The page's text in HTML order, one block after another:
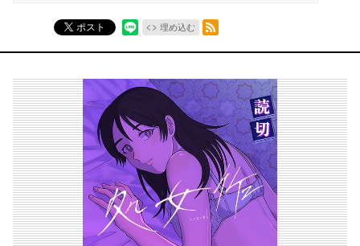
ポスト 埋め込む
RSSフィード